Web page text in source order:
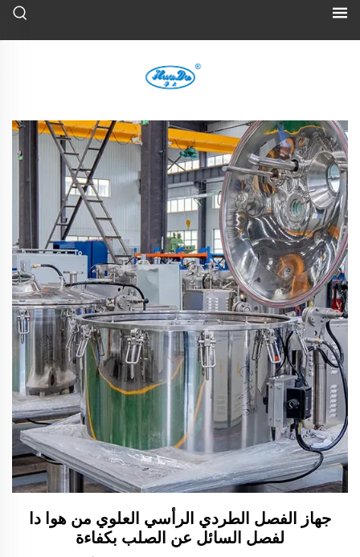
جهاز الفصل الطردي الرأسي العلوي من هوا دا
لفصل السائل عن الصلب بكفاءة